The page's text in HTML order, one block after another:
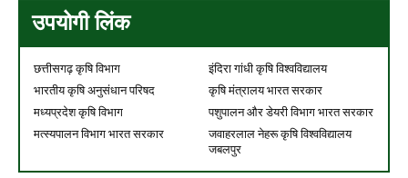
उपयोगी लिंक
छत्तीसगढ़ कृषि विभाग
इंदिरा गांधी कृषि विश्वविद्यालय
भारतीय कृषि अनुसंधान परिषद
कृषि मंत्रालय भारत सरकार
मध्यप्रदेश कृषि विभाग
पशुपालन और डेयरी विभाग भारत सरकार
मत्स्यपालन विभाग भारत सरकार
जवाहरलाल नेहरू कृषि विश्वविद्यालय
जबलपुर